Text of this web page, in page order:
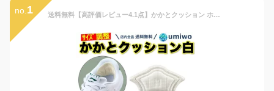
no. 1 送料無料【高評価レビュー4.1点】かかとクッション ホワイト 1組(2個)セット スニーカー かかとパッド サイズ調整 パカパカ防止 靴ずれ 滑り止め ヒール 衝撃吸収 ハサミ カット シール 粘着 かかと パッド かかと クッション 子供 靴擦れ 保護 厚手 ズレない 補修 交換